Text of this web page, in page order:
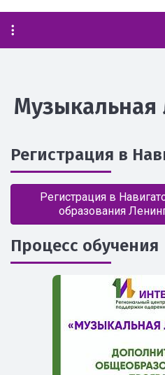
Музыкальная
Регистрация в
Регистрация в
образования
Процесс обучения